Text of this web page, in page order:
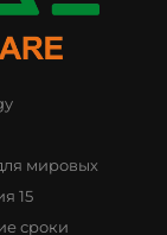
мировых
15
сроки